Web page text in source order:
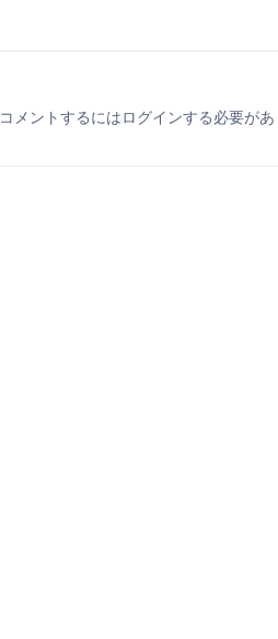
コメントするにはログインする必要があ